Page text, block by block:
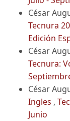
César
Tecnura
Edición
César
Tecnura:
César
Ingles ,
Junio